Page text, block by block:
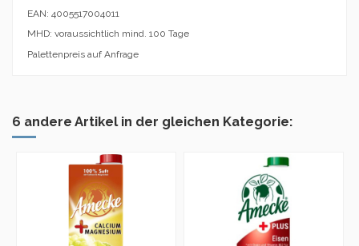
EAN: 4005517004011
MHD: voraussichtlich mind. 100 Tage
Palettenpreis auf Anfrage
6 andere Artikel in der gleichen Kategorie: